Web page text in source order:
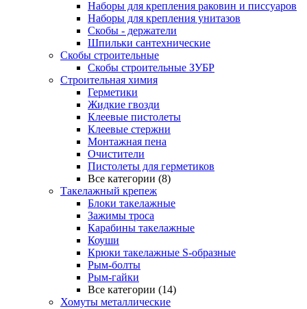
Наборы для крепления раковин и писсуаров
Наборы для крепления унитазов
Скобы - держатели
Шпильки сантехнические
Скобы строительные
Скобы строительные ЗУБР
Строительная химия
Герметики
Жидкие гвозди
Клеевые пистолеты
Клеевые стержни
Монтажная пена
Очистители
Пистолеты для герметиков
Все категории (8)
Такелажный крепеж
Блоки такелажные
Зажимы троса
Карабины такелажные
Коуши
Крюки такелажные S-образные
Рым-болты
Рым-гайки
Все категории (14)
Хомуты металлические